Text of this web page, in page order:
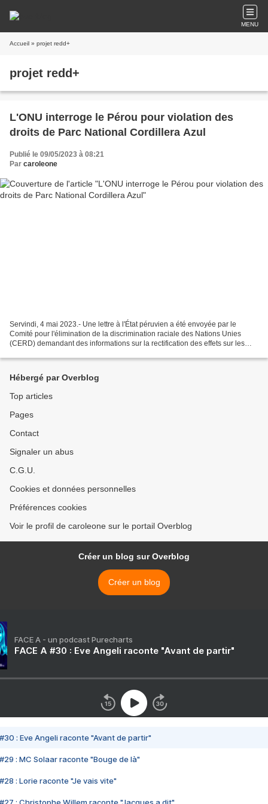
MENU
Accueil » projet redd+
projet redd+
L'ONU interroge le Pérou pour violation des
droits de Parc National Cordillera Azul
Publié le 09/05/2023 à 08:21
Par caroleone
Servindi, 4 mai 2023.- Une lettre à l'État péruvien a été envoyée par le
Comité pour l'élimination de la discrimination raciale des Nations Unies
(CERD) demandant des informations sur la rectification des effets sur les
Hébergé par Overblog
Top articles
Pages
Contact
Signaler un abus
C.G.U.
Cookies et données personnelles
Préférences cookies
Voir le profil de caroleone sur le portail Overblog
Créer un blog sur Overblog
Créer un blog
FACE A - un podcast Purecharts
FACE A #30 : Eve Angeli raconte "Avant de partir"
#30 : Eve Angeli raconte "Avant de partir"
#29 : MC Solaar raconte "Bouge de là"
#28 : Lorie raconte "Je vais vite"